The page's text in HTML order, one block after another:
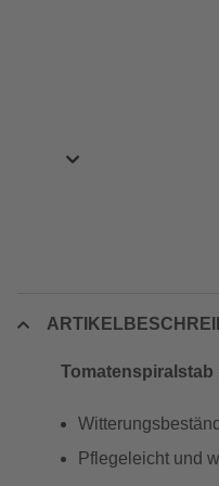
Tomatenspiralstab
Pflegeleicht und